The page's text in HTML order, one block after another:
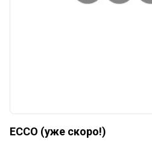
ECCO (уже скоро!)